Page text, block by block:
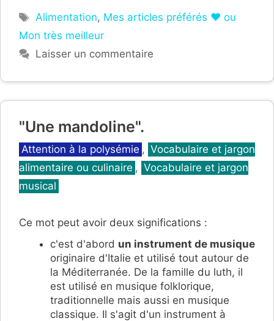
Étiquettes
Alimentation, Mes articles préférés ❤ ou
Mon très meilleur
Laisser un commentaire
"Une mandoline".
Catégories
Attention à la polysémie , Vocabulaire et jargon
alimentaire ou culinaire , Vocabulaire et jargon
musical
Ce mot peut avoir deux significations :
c'est d'abord un instrument de musique
originaire d'Italie et utilisé tout autour de
la Méditerranée. De la famille du luth, il
est utilisé en musique folklorique,
traditionnelle mais aussi en musique
classique. Il s'agit d'un instrument à